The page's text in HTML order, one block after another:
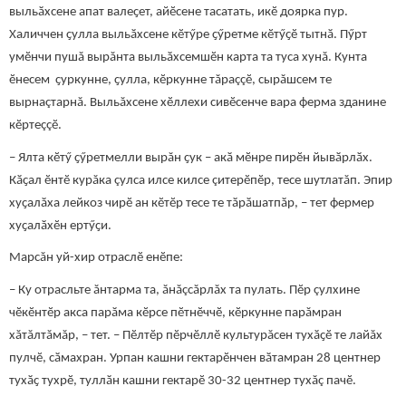
выльӑхсене апат валеҫет, айӗсене тасатать, икӗ доярка пур.
Халиччен ҫулла выльӑхсене кӗтӳре ҫӳретме кӗтӳҫӗ тытнӑ. Пӳрт
умӗнчи пушă вырăнта выльӑхсемшӗн карта та туса хунă. Кунта
ӗнесем ҫуркунне, ҫулла, кӗркунне тăраççӗ, сырăшсем те
вырнаçтарнă. Выльăхсене хӗллехи сивӗсенче вара ферма зданине
кӗртеççӗ.
– Ялта кӗтӳ ҫӳретмелли вырăн ҫук – акӑ мӗнре пирӗн йывӑрлӑх.
Кӑҫал ӗнтӗ курăка çулса илсе килсе çитерӗпӗр, тесе шутлатăп. Эпир
хуҫалӑха лейкоз чирӗ ан кӗтӗр тесе те тӑрӑшатпӑр, – тет фермер
хуҫалӑхӗн ертӳҫи.
Марсăн уй-хир отраслӗ енӗпе:
– Ку отрасльте ăнтарма та, ăнăçсăрлăх та пулать. Пӗр çулхине
чӗкӗнтӗр акса парӑма кӗрсе пӗтнӗччӗ, кӗркунне парăмран
хăтăлтăмăр, – тет. – Пӗлтӗр пӗрчӗллӗ культурăсен тухӑҫӗ те лайăх
пулчӗ, сӑмахран. Урпан кашни гектарӗнчен вӑтамран 28 центнер
тухӑҫ тухрӗ, туллӑн кашни гектарӗ 30-32 центнер тухăç пачӗ.